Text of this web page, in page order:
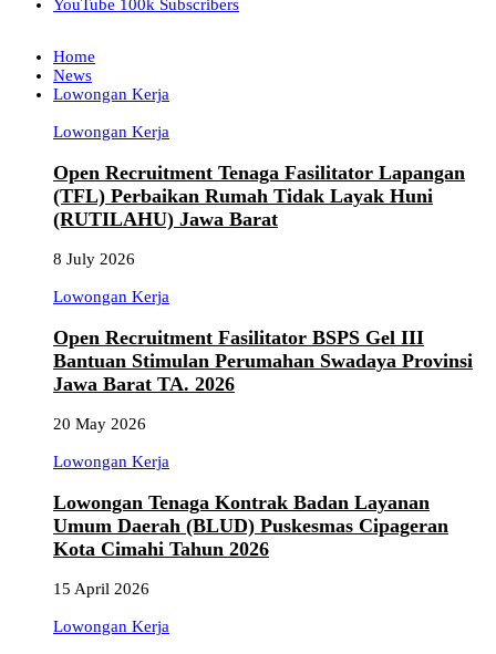
YouTube 100k Subscribers
Home
News
Lowongan Kerja
Lowongan Kerja
Open Recruitment Tenaga Fasilitator Lapangan
(TFL) Perbaikan Rumah Tidak Layak Huni
(RUTILAHU) Jawa Barat
8 July 2026
Lowongan Kerja
Open Recruitment Fasilitator BSPS Gel III
Bantuan Stimulan Perumahan Swadaya Provinsi
Jawa Barat TA. 2026
20 May 2026
Lowongan Kerja
Lowongan Tenaga Kontrak Badan Layanan
Umum Daerah (BLUD) Puskesmas Cipageran
Kota Cimahi Tahun 2026
15 April 2026
Lowongan Kerja